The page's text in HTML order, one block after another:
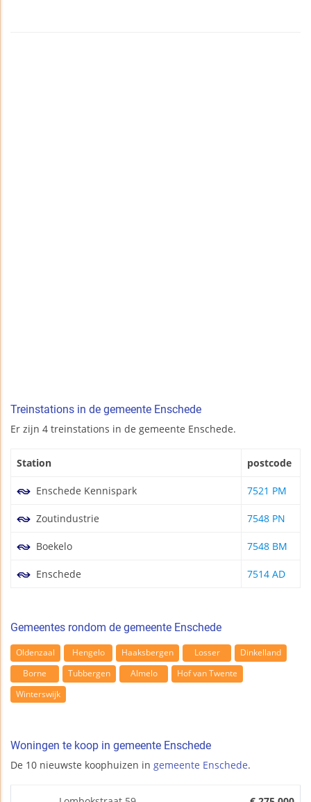
Treinstations in de gemeente Enschede
Er zijn 4 treinstations in de gemeente Enschede.
Station postcode
Enschede Kennispark 7521 PM
Zoutindustrie 7548 PN
Boekelo 7548 BM
Enschede 7514 AD
Gemeentes rondom de gemeente Enschede
Oldenzaal Hengelo Haaksbergen Losser
Dinkelland
Borne
Tubbergen Almelo
Hof van Twente
Winterswijk
Woningen te koop in gemeente Enschede
De 10 nieuwste koophuizen in gemeente Enschede.